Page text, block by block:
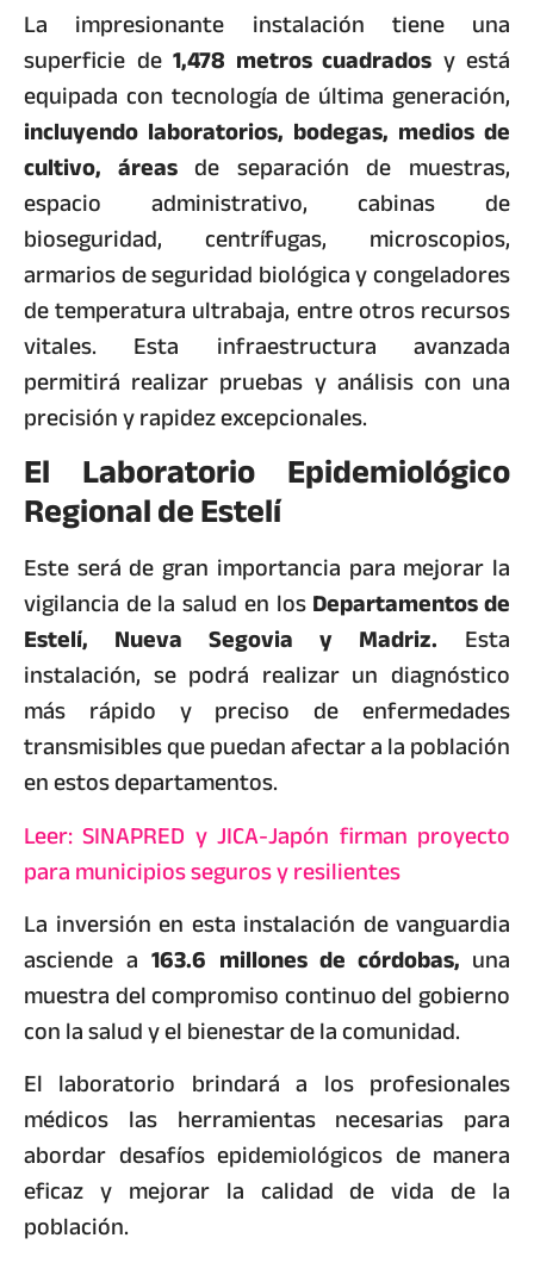
La impresionante instalación tiene una
superficie de 1,478 metros cuadrados y está
equipada con tecnología de última generación,
incluyendo laboratorios, bodegas, medios de
cultivo, áreasde separación de muestras,
espacio administrativo, cabinas de
bioseguridad, centrífugas, microscopios,
armarios de seguridad biológica y congeladores
de temperatura ultrabaja, entre otros recursos
vitales. Esta infraestructura avanzada
permitirá realizar pruebas y análisis con una
precisión y rapidez excepcionales.
El Laboratorio Epidemiológico
Regional de Estelí
Este será de gran importancia para mejorar la
vigilancia de la salud en losDepartamentos de
Estelí, Nueva Segovia y Madriz. Esta
instalación, se podrá realizar un diagnóstico
más rápido y preciso de enfermedades
transmisibles que puedan afectar a la población
en estos departamentos.
Leer: SINAPRED y JICA-Japón firman proyecto
para municipios seguros y resilientes
La inversión en esta instalación de vanguardia
asciende a163.6 millones de córdobas, una
muestra del compromiso continuo del gobierno
con la salud y el bienestar de la comunidad.
El laboratorio brindará a los profesionales
médicos las herramientas necesarias para
abordar desafíos epidemiológicos de manera
eficaz y mejorar la calidad de vida de la
población.